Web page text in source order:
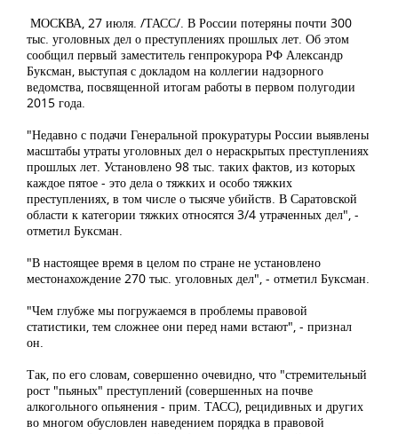
МОСКВА, 27 июля. /ТАСС/. В России потеряны почти 300
тыс. уголовных дел о преступлениях прошлых лет. Об этом
сообщил первый заместитель генпрокурора РФ Александр
Буксман, выступая с докладом на коллегии надзорного
ведомства, посвященной итогам работы в первом полугодии
2015 года.
"Недавно с подачи Генеральной прокуратуры России выявлены
масштабы утраты уголовных дел о нераскрытых преступлениях
прошлых лет. Установлено 98 тыс. таких фактов, из которых
каждое пятое - это дела о тяжких и особо тяжких
преступлениях, в том числе о тысяче убийств. В Саратовской
области к категории тяжких относятся 3/4 утраченных дел", -
отметил Буксман.
"В настоящее время в целом по стране не установлено
местонахождение 270 тыс. уголовных дел", - отметил Буксман.
"Чем глубже мы погружаемся в проблемы правовой
статистики, тем сложнее они перед нами встают", - признал
он.
Так, по его словам, совершенно очевидно, что "стремительный
рост "пьяных" преступлений (совершенных на почве
алкогольного опьянения - прим. ТАСС), рецидивных и других
во многом обусловлен наведением порядка в правовой